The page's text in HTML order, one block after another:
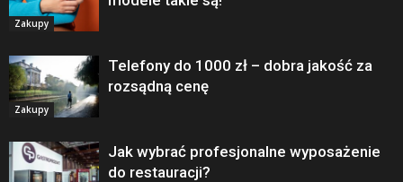
Zakupy
Zakupy
Telefony do 1000 zł – dobra jakość za
rozsądną cenę
Jak wybrać profesjonalne wyposażenie
do restauracji?